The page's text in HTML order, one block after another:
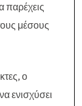
παρέχεις
μέσους
ο
ενισχύσει